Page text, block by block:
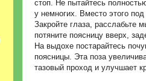
стоп. Не пытайтесь
у немногих. Вместо этого
Закройте глаза,
потяните поясницу вверх,
На выдохе постарайтесь
поясницы. Эта поза
тазовый проход и улучшает